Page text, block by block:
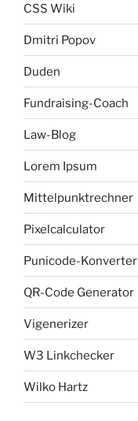
CSS Wiki
Dmitri Popov
Duden
Fundraising-Coach
Law-Blog
Lorem Ipsum
Mittelpunktrechner
Pixelcalculator
Punicode-Konverter
QR-Code Generator
Vigenerizer
W3 Linkchecker
Wilko Hartz